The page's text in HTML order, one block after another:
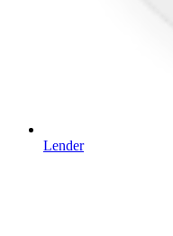
Lender